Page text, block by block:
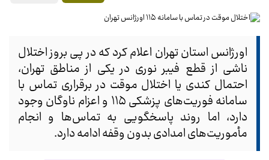
اورژانس استان تهران اعلام کرد که در پی بروز اختلال
ناشی از قطع فیبر نوری در یکی از مناطق تهران،
احتمال کندی یا اختلال موقت در برقراری تماس با
سامانه فوریت‌های پزشکی ۱۱۵ و اعزام ناوگان وجود
دارد، اما روند پاسخگویی به تماس‌ها و انجام
مأموریت‌های امدادی بدون وقفه ادامه دارد.